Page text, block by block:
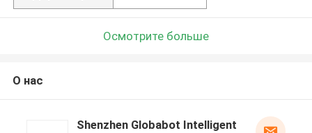
Осмотрите больше
О нас
Shenzhen Globabot Intelligent